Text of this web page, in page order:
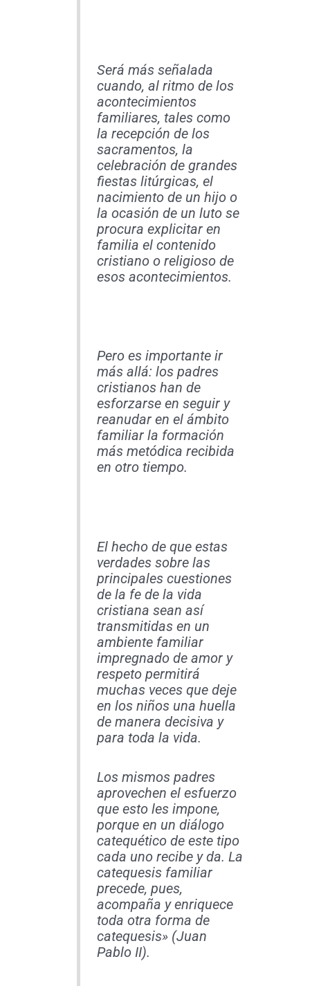
Será más señalada
cuando, al ritmo de los
acontecimientos
familiares, tales como
la recepción de los
sacramentos, la
celebración de grandes
fiestas litúrgicas, el
nacimiento de un hijo o
la ocasión de un luto se
procura explicitar en
familia el contenido
cristiano o religioso de
esos acontecimientos.
Pero es importante ir
más allá: los padres
cristianos han de
esforzarse en seguir y
reanudar en el ámbito
familiar la formación
más metódica recibida
en otro tiempo.
El hecho de que estas
verdades sobre las
principales cuestiones
de la fe de la vida
cristiana sean así
transmitidas en un
ambiente familiar
impregnado de amor y
respeto permitirá
muchas veces que deje
en los niños una huella
de manera decisiva y
para toda la vida.
Los mismos padres
aprovechen el esfuerzo
que esto les impone,
porque en un diálogo
catequético de este tipo
cada uno recibe y da. La
catequesis familiar
precede, pues,
acompaña y enriquece
toda otra forma de
catequesis» (Juan
Pablo II).